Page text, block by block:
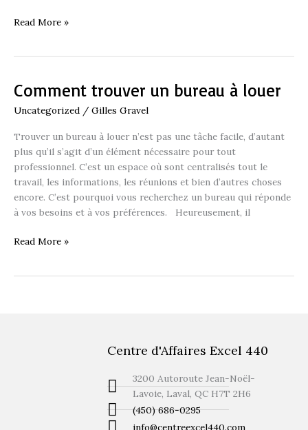
Read More »
Comment trouver un bureau à louer
Uncategorized / Gilles Gravel
Trouver un bureau à louer n’est pas une tâche facile, d’autant
plus qu’il s’agit d’un élément nécessaire pour tout
professionnel. C’est un espace où sont centralisés tout le
travail, les informations, les réunions et bien d’autres choses
encore. C’est pourquoi vous recherchez un bureau qui réponde
à vos besoins et à vos préférences. Heureusement, il
Comment
un
bureau
à
louer
Read More »
Centre d'Affaires Excel 440
3200 Autoroute Jean-Noël-
Lavoie, Laval, QC H7T 2H6
(450) 686-0295
info@centreexcel440.com